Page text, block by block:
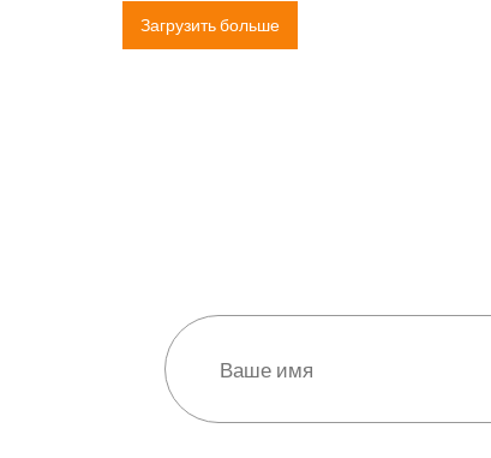
Загрузить больше